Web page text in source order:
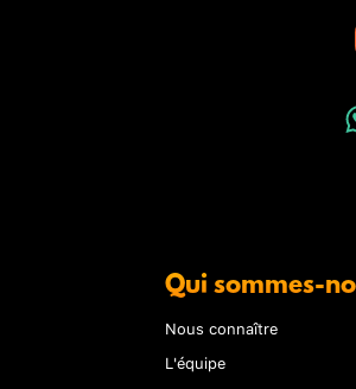
Qui sommes-
Nous connaître
L'équipe